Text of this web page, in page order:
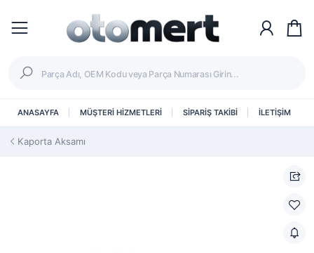
ANASAYFA MÜŞTERİ HİZMETLERİ SİPARİŞ TAKİBİ İLETİŞİM
Kaporta Aksamı